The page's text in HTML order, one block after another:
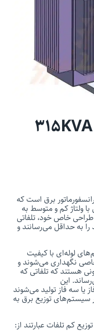
ترانسفورماتور توزیع 315KVA
برق است که
ولتاژ کم و متوسط به
طراحی خاص خود، تلفاتی
را به حداقل می‌رسانند و
لوله‌ای با کیفیت
نگهداری می‌شوند و
هستند که تلفاتی که
این
یا سه فاز تولید می‌شوند
سیستم‌های توزیع برق به
کم تلفات عبارتند از: